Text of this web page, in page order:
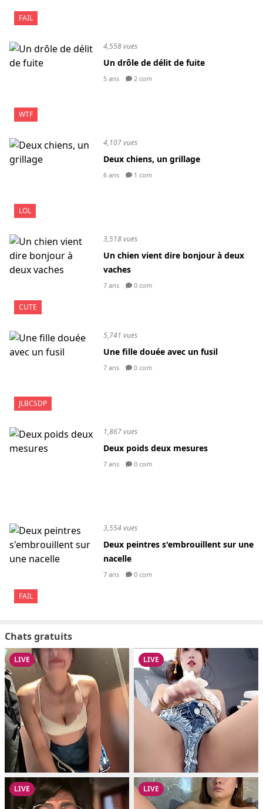
FAIL
WTF
4,558 vues
Un drôle de délit de fuite
5 ans 2 com
LOL
4,107 vues
Deux chiens, un grillage
6 ans 1 com
CUTE
3,518 vues
Un chien vient dire bonjour à deux
vaches
7 ans 0 com
JLBCSDP
5,741 vues
Une fille douée avec un fusil
7 ans 0 com
1,867 vues
Deux poids deux mesures
7 ans 0 com
FAIL
3,554 vues
Deux peintres s'embrouillent sur une
nacelle
7 ans 0 com
Chats gratuits